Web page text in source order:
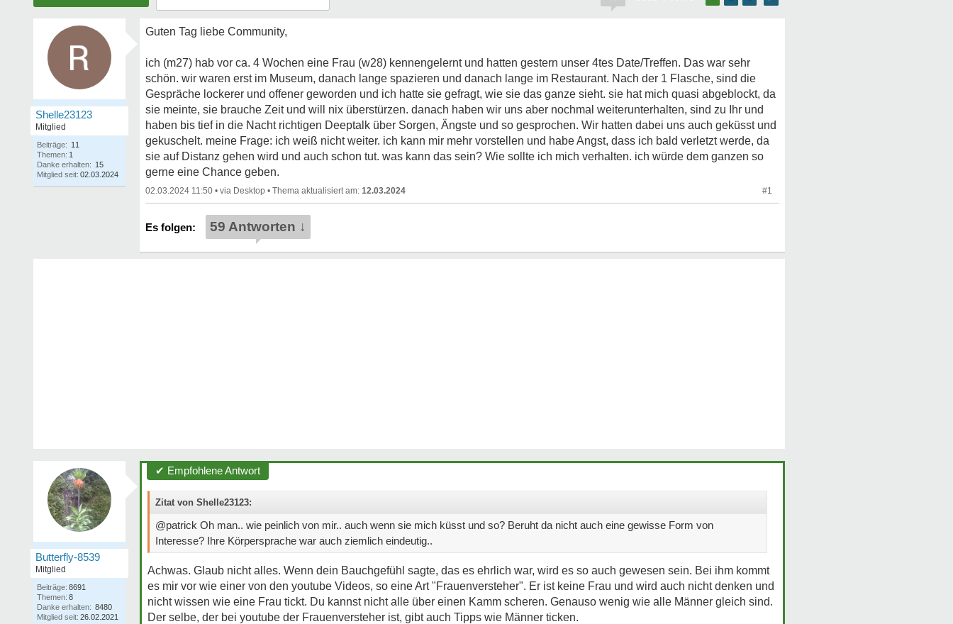
Shelle23123
Mitglied
Beiträge: 11
Themen: 1
Danke erhalten: 15
Mitglied seit: 02.03.2024
Guten Tag liebe Community,
ich (m27) hab vor ca. 4 Wochen eine Frau (w28) kennengelernt und hatten gestern unser 4tes Date/Treffen. Das war sehr
schön. wir waren erst im Museum, danach lange spazieren und danach lange im Restaurant. Nach der 1 Flasche, sind die
Gespräche lockerer und offener geworden und ich hatte sie gefragt, wie sie das ganze sieht. sie hat mich quasi abgeblockt, da
sie meinte, sie brauche Zeit und will nix überstürzen. danach haben wir uns aber nochmal weiterunterhalten, sind zu Ihr und
haben bis tief in die Nacht richtigen Deeptalk über Sorgen, Ängste und so gesprochen. Wir hatten dabei uns auch geküsst und
gekuschelt. meine Frage: ich weiß nicht weiter. ich kann mir mehr vorstellen und habe Angst, dass ich bald verletzt werde, da
sie auf Distanz gehen wird und auch schon tut. was kann das sein? Wie sollte ich mich verhalten. ich würde dem ganzen so
gerne eine Chance geben.
02.03.2024 11:50 • • 12.03.2024 #1
59 Antworten ↓
Butterfly-8539
Mitglied
Beiträge: 8691
Themen: 8
Danke erhalten: 8480
Mitglied seit: 26.02.2021
✔ Empfohlene Antwort
Zitat von Shelle23123:
@patrick Oh man.. wie peinlich von mir.. auch wenn sie mich küsst und so? Beruht da nicht auch eine gewisse Form von
Interesse? Ihre Körpersprache war auch ziemlich eindeutig..
Achwas. Glaub nicht alles. Wenn dein Bauchgefühl sagte, das es ehrlich war, wird es so auch gewesen sein. Bei ihm kommt
es mir vor wie einer von den youtube Videos, so eine Art "Frauenversteher". Er ist keine Frau und wird auch nicht denken und
nicht wissen wie eine Frau tickt. Du kannst nicht alle über einen Kamm scheren. Genauso wenig wie alle Männer gleich sind.
Der selbe, der bei youtube der Frauenversteher ist, gibt auch Tipps wie Männer ticken.